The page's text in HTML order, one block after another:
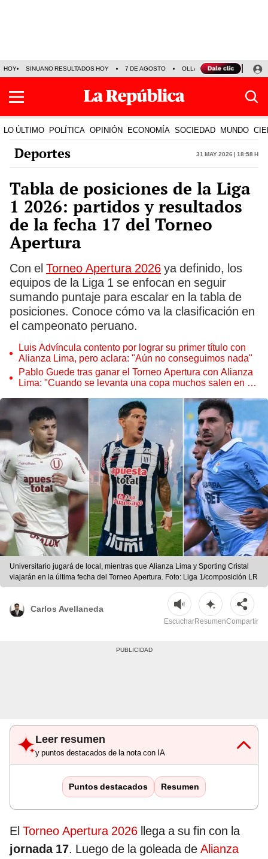
HOY SINUANO RESULTADOS HOY 7 DE AGOSTO OLLANTA HUMALA
LO ÚLTIMO POLÍTICA OPINIÓN ECONOMÍA SOCIEDAD MUNDO
Deportes 31 May 2026 | 18:58 h
Tabla de posiciones de la Liga
1 2026: partidos y resultados
de la fecha 17 del Torneo
Apertura
Con el Torneo Apertura 2026 ya definido, los
equipos de la Liga 1 se enfocan en seguir
sumando puntaje para escalar en la tabla de
posiciones. Conoce cómo va la clasificación en
el campeonato peruano.
Luis Advíncula contento por lograr su primer título con
Alianza Lima, pero aclara: "Aún no conseguimos nada"
Pablo Guede tras ganar el Torneo Apertura con Alianza
Lima: "Cuando se levanta una copa muchos salen en la
Universitario jugará de local, mientras que Alianza Lima y Sporting Cristal
viajarán en la última fecha del Torneo Apertura. Foto: Liga 1/composición LR
Carlos Avellaneda
EscucharResumenCompartir
Leer resumen
y puntos destacados de la nota con IA
Puntos destacados Resumen
El Torneo Apertura 2026 llega a su fin con la
jornada 17. Luego de la goleada de Alianza